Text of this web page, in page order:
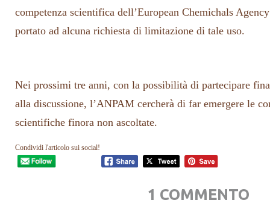
competenza scientifica dell’European Chemichals
portato ad alcuna richiesta di limitazione di tale uso.
Nei prossimi tre anni, con la possibilità di partecipare
alla discussione, l’ANPAM cercherà di far emergere le
scientifiche finora non ascoltate.
Condividi l'articolo sui social!
1 COMMENTO